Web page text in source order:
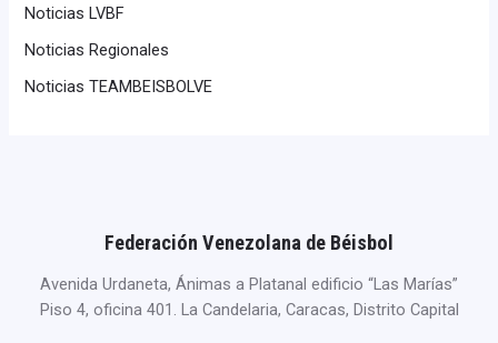
Noticias LVBF
Noticias Regionales
Noticias TEAMBEISBOLVE
Federación Venezolana de Béisbol
Avenida Urdaneta, Ánimas a Platanal edificio “Las Marías”
Piso 4, oficina 401. La Candelaria, Caracas, Distrito Capital